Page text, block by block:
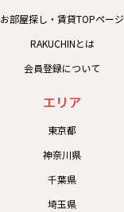
お部屋探し・賃貸TOPページ
RAKUCHINとは
会員登録について
エリア
東京都
神奈川県
千葉県
埼玉県